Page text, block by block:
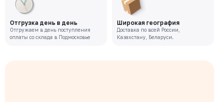
Отгрузка день в день
Отгружаем в день поступления
оплаты со склада в Подмосковье
Широкая география
Доставка по всей России,
Казахстану, Беларуси.